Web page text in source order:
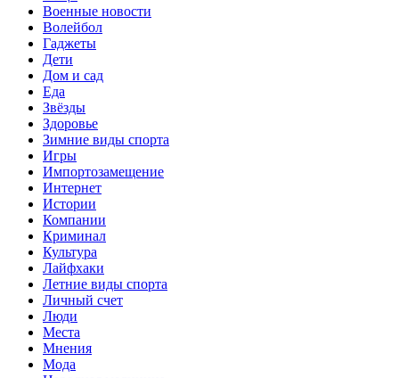
Военные новости
Волейбол
Гаджеты
Дети
Дом и сад
Еда
Звёзды
Здоровье
Зимние виды спорта
Игры
Импортозамещение
Интернет
Истории
Компании
Криминал
Культура
Лайфхаки
Летние виды спорта
Личный счет
Люди
Места
Мнения
Мода